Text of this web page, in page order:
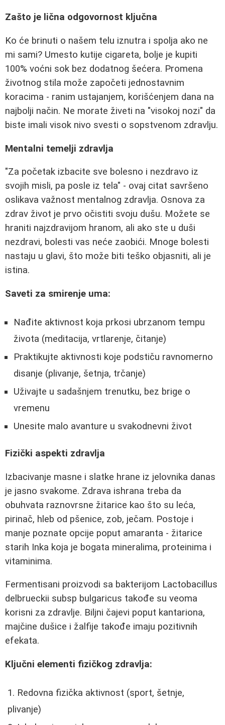
Zašto je lična odgovornost ključna
Ko će brinuti o našem telu iznutra i spolja ako ne
mi sami? Umesto kutije cigareta, bolje je kupiti
100% voćni sok bez dodatnog šećera. Promena
životnog stila može započeti jednostavnim
koracima - ranim ustajanjem, korišćenjem dana na
najbolji način. Ne morate živeti na "visokoj nozi" da
biste imali visok nivo svesti o sopstvenom zdravlju.
Mentalni temelji zdravlja
"Za početak izbacite sve bolesno i nezdravo iz
svojih misli, pa posle iz tela" - ovaj citat savršeno
oslikava važnost mentalnog zdravlja. Osnova za
zdrav život je prvo očistiti svoju dušu. Možete se
hraniti najzdravijom hranom, ali ako ste u duši
nezdravi, bolesti vas neće zaobići. Mnoge bolesti
nastaju u glavi, što može biti teško objasniti, ali je
istina.
Saveti za smirenje uma:
Nađite aktivnost koja prkosi ubrzanom tempu
života (meditacija, vrtlarenje, čitanje)
Praktikujte aktivnosti koje podstiču ravnomerno
disanje (plivanje, šetnja, trčanje)
Uživajte u sadašnjem trenutku, bez brige o
vremenu
Unesite malo avanture u svakodnevni život
Fizički aspekti zdravlja
Izbacivanje masne i slatke hrane iz jelovnika danas
je jasno svakome. Zdrava ishrana treba da
obuhvata raznovrsne žitarice kao što su leća,
pirinač, hleb od pšenice, zob, ječam. Postoje i
manje poznate opcije poput amaranta - žitarice
starih Inka koja je bogata mineralima, proteinima i
vitaminima.
Fermentisani proizvodi sa bakterijom Lactobacillus
delbrueckii subsp bulgaricus takođe su veoma
korisni za zdravlje. Biljni čajevi poput kantariona,
majčine dušice i žalfije takođe imaju pozitivnih
efekata.
Ključni elementi fizičkog zdravlja:
Redovna fizička aktivnost (sport, šetnje,
plivanje)